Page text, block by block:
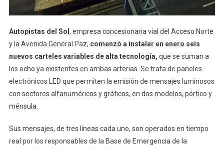
Autopistas del Sol , empresa concesionaria vial del Acceso Norte
y la Avenida General Paz, comenzó a instalar en enero seis
nuevos carteles variables de alta tecnología, que se suman a
los ocho ya existentes en ambas arterias. Se trata de paneles
electrónicos LED que permiten la emisión de mensajes luminosos
con sectores alfanuméricos y gráficos, en dos modelos, pórtico y
ménsula.
Sus mensajes, de tres líneas cada uno, son operados en tiempo
real por los responsables de la Base de Emergencia de la